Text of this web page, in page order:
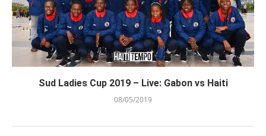
Sud Ladies Cup 2019 – Live: Gabon vs Haiti
08/05/2019